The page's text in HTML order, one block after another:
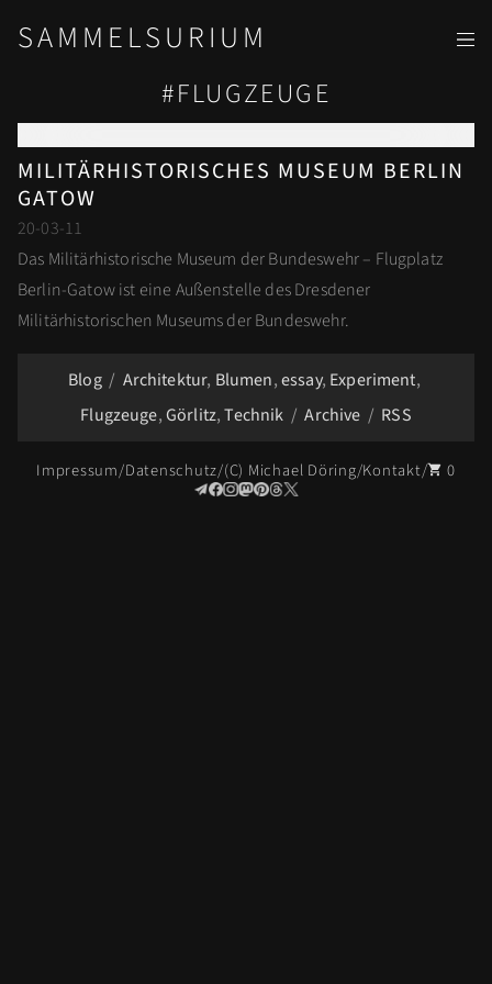
SAMMELSURIUM
#FLUGZEUGE
MILITÄRHISTORISCHES MUSEUM BERLIN
GATOW
20-03-11
Das Militärhistorische Museum der Bundeswehr – Flugplatz
Berlin-Gatow ist eine Außenstelle des Dresdener
Militärhistorischen Museums der Bundeswehr.
Blog Architektur Blumen essay Experiment
Flugzeuge Görlitz Technik Archive RSS
Impressum Datenschutz (C) Michael Döring Kontakt 0